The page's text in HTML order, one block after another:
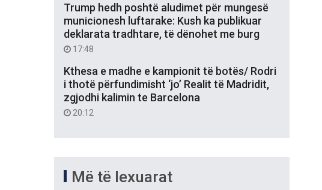
Trump hedh poshtë aludimet për mungesë
municionesh luftarake: Kush ka publikuar
deklarata tradhtare, të dënohet me burg
17:48
Kthesa e madhe e kampionit të botës/ Rodri
i thotë përfundimisht ‘jo’ Realit të Madridit,
zgjodhi kalimin te Barcelona
20:12
Më të lexuarat